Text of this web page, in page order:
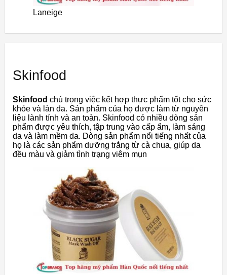
Laneige
Skinfood
Skinfood chú trọng việc kết hợp thực phẩm tốt cho sức
khỏe và làn da. Sản phẩm của họ được làm từ nguyên
liệu lành tính và an toàn. Skinfood có nhiều dòng sản
phẩm được yêu thích, tập trung vào cấp ẩm, làm sáng
da và làm mềm da. Dòng sản phẩm nổi tiếng nhất của
họ là các sản phẩm dưỡng trắng từ cà chua, giúp da
đều màu và giảm tình trạng viêm mụn